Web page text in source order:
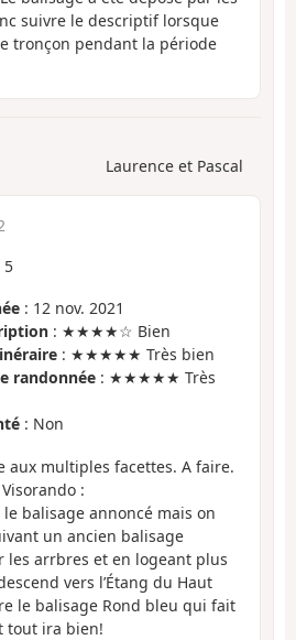
suivre le descriptif lorsque
tronçon pendant la période
Laurence et Pascal
5
: 12 nov. 2021
: ★★★★☆ Bien
: ★★★★★ Très bien
randonnée : ★★★★★ Très
: Non
aux multiples facettes. A faire.
:
balisage annoncé mais on
un ancien balisage
les arrbres et en logeant plus
vers l’Étang du Haut
le balisage Rond bleu qui fait
tout ira bien!